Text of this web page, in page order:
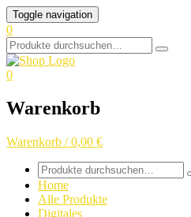
Skip
to
content
Toggle navigation
0
Search
for:
0
Warenkorb
Warenkorb / 0,00 €
Search
for:
Home
Alle Produkte
Digitales